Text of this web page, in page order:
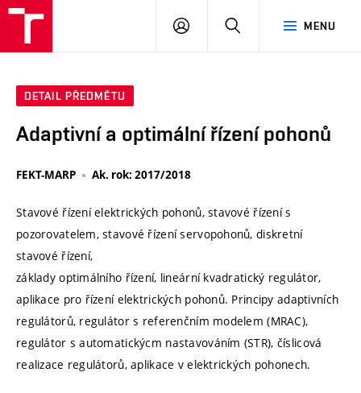
MENU
PŘIHLÁSIT
DETAIL PŘEDMĚTU
Adaptivní a optimální řízení pohonů
FEKT-MARP Ak. rok: 2017/2018
Stavové řízení elektrických pohonů, stavové řízení s
pozorovatelem, stavové řízení servopohonů, diskretní
stavové řízení,
základy optimálního řízení, lineární kvadratický regulátor,
aplikace pro řízení elektrických pohonů. Principy adaptivních
regulátorů, regulátor s referenčním modelem (MRAC),
regulátor s automatickýcm nastavováním (STR), číslicová
realizace regulátorů, aplikace v elektrických pohonech.